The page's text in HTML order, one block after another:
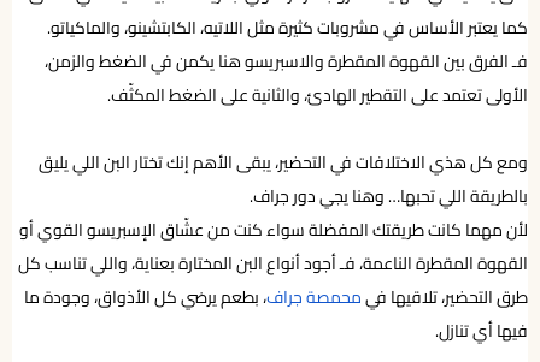
كما يعتبر الأساس في مشروبات كثيرة مثل اللاتيه، الكابتشينو، والماكياتو.
فـ الفرق بين القهوة المقطرة والاسبريسو هنا يكمن في الضغط والزمن،
الأولى تعتمد على التقطير الهادئ، والثانية على الضغط المكثّف.
ومع كل هذي الاختلافات في التحضير، يبقى الأهم إنك تختار البن اللي يليق
بالطريقة اللي تحبها… وهنا يجي دور جراف.
لأن مهما كانت طريقتك المفضلة سواء كنت من عشّاق الإسبريسو القوي أو
القهوة المقطرة الناعمة، فـ أجود أنواع البن المختارة بعناية، واللي تناسب كل
طرق التحضير، تلاقيها فيمحمصة جراف، بطعم يرضي كل الأذواق، وجودة ما
فيها أي تنازل.